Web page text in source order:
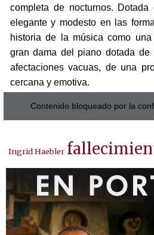
completa de nocturnos.
elegante y modesto en las
historia de la música como
gran dama del piano dotada
afectaciones vacuas, de una
cercana y emotiva.
Contenido bloqueado por la
Ingrid Haebler